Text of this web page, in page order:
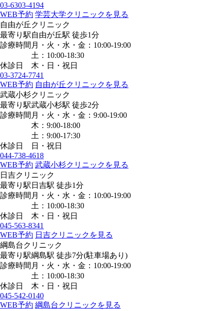
03-6303-4194
WEB予約 学芸大学クリニックを見る
自由が丘クリニック
最寄り駅自由が丘駅 徒歩1分
診療時間 月・火・水・金：10:00-19:00
土：10:00-18:30
休診日
木・日・祝日
03-3724-7741
WEB予約 自由が丘クリニックを見る
武蔵小杉クリニック
最寄り駅武蔵小杉駅 徒歩2分
診療時間 月・火・水・金：9:00-19:00
木：9:00-18:00
土：9:00-17:30
休診日
日・祝日
044-738-4618
WEB予約 武蔵小杉クリニックを見る
日吉クリニック
最寄り駅 日吉駅 徒歩1分
診療時間 月・火・水・金：10:00-19:00
土：10:00-18:30
休診日
木・日・祝日
045-563-8341
WEB予約 日吉クリニックを見る
綱島台クリニック
最寄り駅綱島駅 徒歩7分(駐車場あり)
診療時間 月・火・水・金：10:00-19:00
土：10:00-18:30
休診日
木・日・祝日
045-542-0140
WEB予約 綱島台クリニックを見る